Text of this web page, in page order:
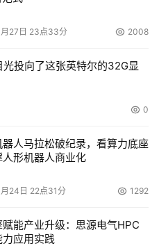
27日 23点33分 2008
投向了这张英特尔的32G显
0
器人马拉松破纪录，看算力底座
形机器人商业化
24日 22点31分 1292
能产业升级：思源电气HPC
应用实践